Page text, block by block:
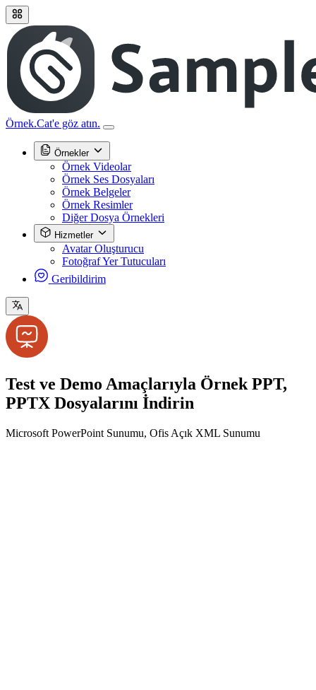
Örnek.Cat'e göz atın.
Örnekler
Örnek Videolar
Örnek Ses Dosyaları
Örnek Belgeler
Örnek Resimler
Diğer Dosya Örnekleri
Hizmetler
Avatar Oluşturucu
Fotoğraf Yer Tutucuları
Geribildirim
Test ve Demo Amaçlarıyla Örnek PPT,
PPTX Dosyalarını İndirin
Microsoft PowerPoint Sunumu, Ofis Açık XML Sunumu